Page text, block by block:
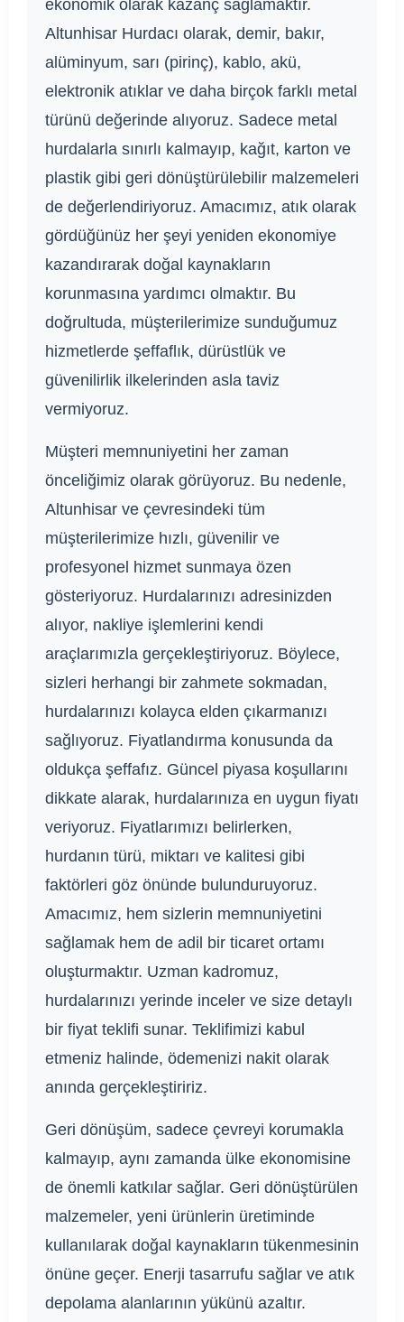
ekonomik olarak kazanç sağlamaktır.
Altunhisar Hurdacı olarak, demir, bakır,
alüminyum, sarı (pirinç), kablo, akü,
elektronik atıklar ve daha birçok farklı metal
türünü değerinde alıyoruz. Sadece metal
hurdalarla sınırlı kalmayıp, kağıt, karton ve
plastik gibi geri dönüştürülebilir malzemeleri
de değerlendiriyoruz. Amacımız, atık olarak
gördüğünüz her şeyi yeniden ekonomiye
kazandırarak doğal kaynakların
korunmasına yardımcı olmaktır. Bu
doğrultuda, müşterilerimize sunduğumuz
hizmetlerde şeffaflık, dürüstlük ve
güvenilirlik ilkelerinden asla taviz
vermiyoruz.
Müşteri memnuniyetini her zaman
önceliğimiz olarak görüyoruz. Bu nedenle,
Altunhisar ve çevresindeki tüm
müşterilerimize hızlı, güvenilir ve
profesyonel hizmet sunmaya özen
gösteriyoruz. Hurdalarınızı adresinizden
alıyor, nakliye işlemlerini kendi
araçlarımızla gerçekleştiriyoruz. Böylece,
sizleri herhangi bir zahmete sokmadan,
hurdalarınızı kolayca elden çıkarmanızı
sağlıyoruz. Fiyatlandırma konusunda da
oldukça şeffafız. Güncel piyasa koşullarını
dikkate alarak, hurdalarınıza en uygun fiyatı
veriyoruz. Fiyatlarımızı belirlerken,
hurdanın türü, miktarı ve kalitesi gibi
faktörleri göz önünde bulunduruyoruz.
Amacımız, hem sizlerin memnuniyetini
sağlamak hem de adil bir ticaret ortamı
oluşturmaktır. Uzman kadromuz,
hurdalarınızı yerinde inceler ve size detaylı
bir fiyat teklifi sunar. Teklifimizi kabul
etmeniz halinde, ödemenizi nakit olarak
anında gerçekleştiririz.
Geri dönüşüm, sadece çevreyi korumakla
kalmayıp, aynı zamanda ülke ekonomisine
de önemli katkılar sağlar. Geri dönüştürülen
malzemeler, yeni ürünlerin üretiminde
kullanılarak doğal kaynakların tükenmesinin
önüne geçer. Enerji tasarrufu sağlar ve atık
depolama alanlarının yükünü azaltır.